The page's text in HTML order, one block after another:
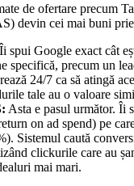
de ofertare precum
devin cei mai buni
Îi spui Google exact cât
specifică, precum un
24/7 ca să atingă
tale au o valoare
Asta e pasul următor. Îi
on ad spend) pe
Sistemul caută
clickurile care au
mai mari.